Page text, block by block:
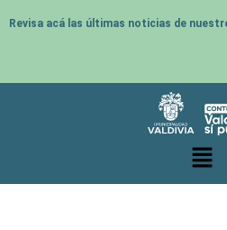
Revisa acá las últimas noticias de